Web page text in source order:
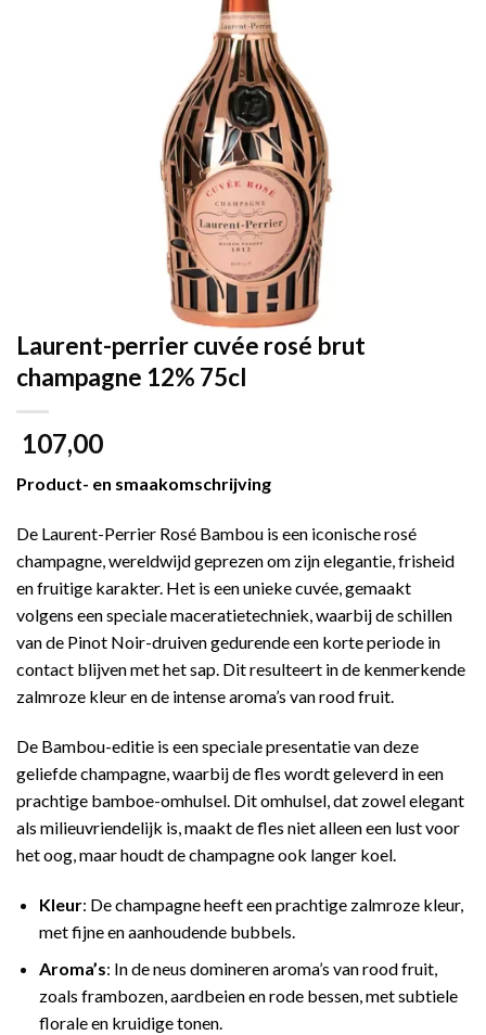
Laurent-perrier cuvée rosé brut
champagne 12% 75cl
107,00
Product- en smaakomschrijving
De Laurent-Perrier Rosé Bambou is een iconische rosé
champagne, wereldwijd geprezen om zijn elegantie, frisheid
en fruitige karakter. Het is een unieke cuvée, gemaakt
volgens een speciale maceratietechniek, waarbij de schillen
van de Pinot Noir-druiven gedurende een korte periode in
contact blijven met het sap. Dit resulteert in de kenmerkende
zalmroze kleur en de intense aroma’s van rood fruit.
De Bambou-editie is een speciale presentatie van deze
geliefde champagne, waarbij de fles wordt geleverd in een
prachtige bamboe-omhulsel. Dit omhulsel, dat zowel elegant
als milieuvriendelijk is, maakt de fles niet alleen een lust voor
het oog, maar houdt de champagne ook langer koel.
Kleur: De champagne heeft een prachtige zalmroze kleur,
met fijne en aanhoudende bubbels.
Aroma’s: In de neus domineren aroma’s van rood fruit,
zoals frambozen, aardbeien en rode bessen, met subtiele
florale en kruidige tonen.